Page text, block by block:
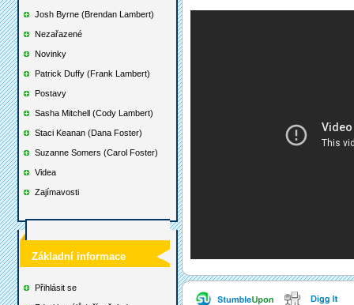
Josh Byrne (Brendan Lambert)
Nezařazené
Novinky
Patrick Duffy (Frank Lambert)
Postavy
Sasha Mitchell (Cody Lambert)
Staci Keanan (Dana Foster)
Suzanne Somers (Carol Foster)
Videa
Zajímavosti
Základní informace
Přihlásit se